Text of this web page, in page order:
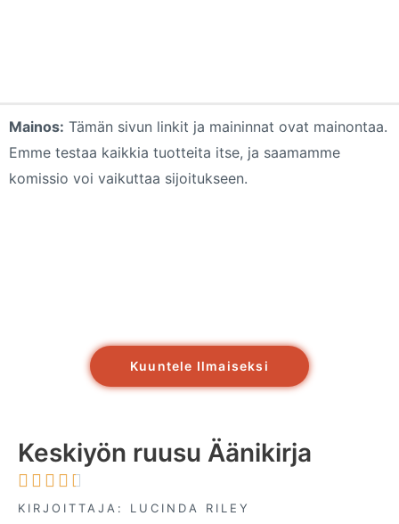
Mainos: Tämän sivun linkit ja maininnat ovat mainontaa.
Emme testaa kaikkia tuotteita itse, ja saamamme
komissio voi vaikuttaa sijoitukseen.
Kuuntele Ilmaiseksi
Keskiyön ruusu Äänikirja
    
KIRJOITTAJA: LUCINDA RILEY